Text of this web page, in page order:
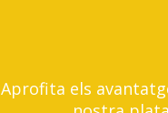
Aprofita els